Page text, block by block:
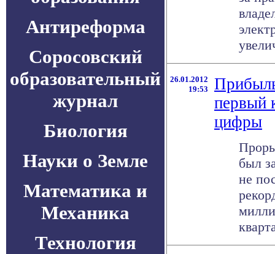
Антиреформа
Соросовский
образовательный
журнал
Биология
Науки о Земле
Математика и
Механика
Технология
26.01.2012
19:53
первый
цифры
был
не